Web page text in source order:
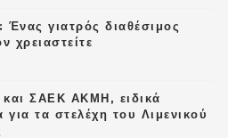
γιατρός διαθέσιμος
χρειαστείτε
ΣΑΕΚ ΑΚΜΗ, ειδικά
για τα στελέχη του Λιμενικού